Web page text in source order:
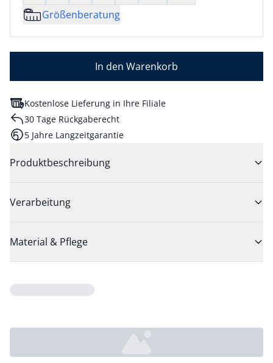
Größenberatung
In den Warenkorb
Kostenlose Lieferung in Ihre Filiale
30 Tage Rückgaberecht
5 Jahre Langzeitgarantie
Produktbeschreibung
Verarbeitung
Material & Pflege